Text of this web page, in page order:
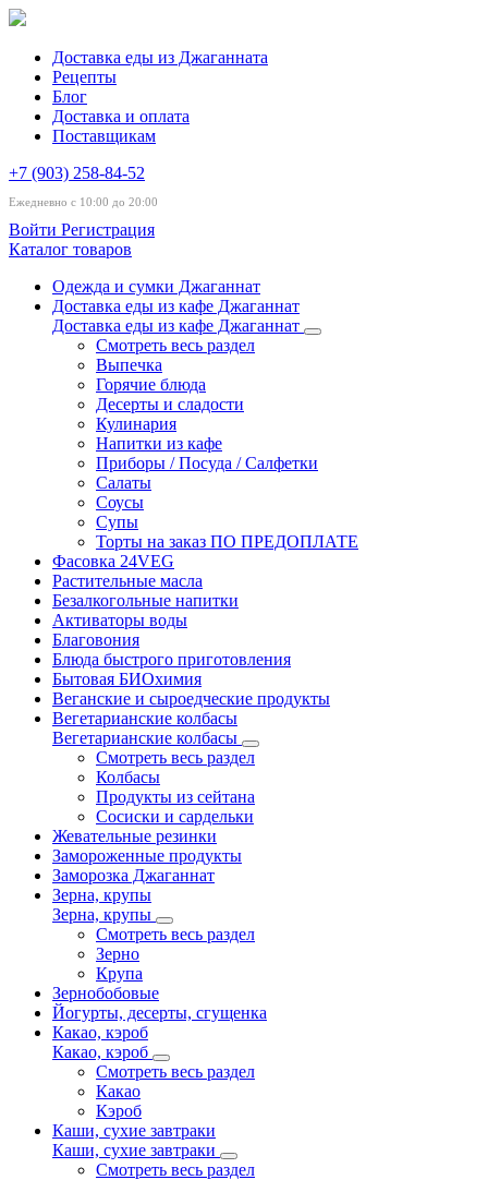
Доставка еды из Джаганната
Рецепты
Блог
Доставка и оплата
Поставщикам
+7 (903) 258-84-52
Ежедневно с 10:00 до 20:00
Войти Регистрация
Каталог товаров
Одежда и сумки Джаганнат
Доставка еды из кафе Джаганнат
Доставка еды из кафе Джаганнат
Смотреть весь раздел
Выпечка
Горячие блюда
Десерты и сладости
Кулинария
Напитки из кафе
Приборы / Посуда / Салфетки
Салаты
Соусы
Супы
Торты на заказ ПО ПРЕДОПЛАТЕ
Фасовка 24VEG
Растительные масла
Безалкогольные напитки
Активаторы воды
Благовония
Блюда быстрого приготовления
Бытовая БИОхимия
Веганские и сыроедческие продукты
Вегетарианские колбасы
Вегетарианские колбасы
Смотреть весь раздел
Колбасы
Продукты из сейтана
Сосиски и сардельки
Жевательные резинки
Замороженные продукты
Заморозка Джаганнат
Зерна, крупы
Зерна, крупы
Смотреть весь раздел
Зерно
Крупа
Зернобобовые
Йогурты, десерты, сгущенка
Какао, кэроб
Какао, кэроб
Смотреть весь раздел
Какао
Кэроб
Каши, сухие завтраки
Каши, сухие завтраки
Смотреть весь раздел